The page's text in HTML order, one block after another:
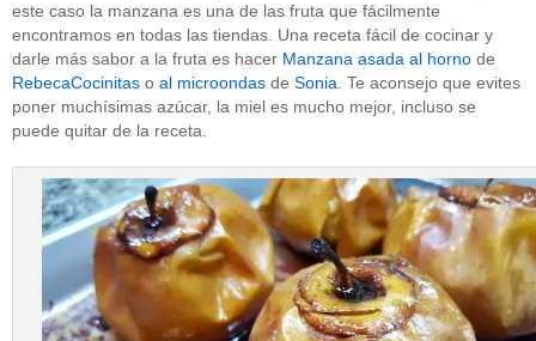
este caso la manzana es una de las fruta que fácilmente
encontramos en todas las tiendas. Una receta fácil de cocinar y
darle más sabor a la fruta es hacer Manzana asada al horno de
RebecaCocinitas o al microondas de Sonia . Te aconsejo que evites
poner muchísimas azúcar, la miel es mucho mejor, incluso se
puede quitar de la receta.